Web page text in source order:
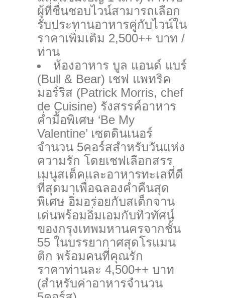
ผู้ที่ชื่นชอบไวน์สามารถเลือก
รับประทานอาหารคู่กับไวน์ใน
ราคาเพิ่มเติม 2,500++ บาท /
ท่าน
ห้องอาหาร บูล แอนด์ แบร์
(Bull & Bear) เชฟ แพทริค
มอร์ริส (Patrick Morris, chef
de Cuisine) รังสรรค์อาหาร
ค่ำมื้อพิเศษ ‘Be My
Valentine’ เซตดินเนอร์
จำนวน 5คอร์สสำหรับวันแห่ง
ความรัก โดยเชฟเลือกสรร
เมนูสเต็คและอาหารทะเลที่ดี
ที่สุดมาเพื่อฉลองค่ำคืนสุด
พิเศษ อิ่มอร่อยกับสเต็กจาน
เด่นพร้อมอิ่มเอมกับทิวทัศน์
ของกรุงเทพมหานครจากชั้น
55 ในบรรยากาศสุดโรแมน
ติก พร้อมคนที่คุณรัก
ราคาท่านละ 4,500++ บาท
(สำหรับค่าอาหารจำนวน